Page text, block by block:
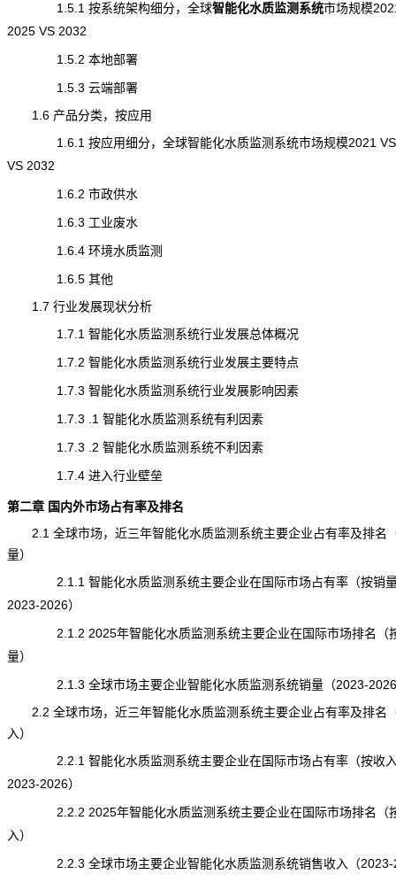
1.5.1 按系统架构细分，全球智能化水质监测系统市场规模
2025 VS 2032
1.5.2 本地部署
1.5.3 云端部署
1.6 产品分类，按应用
1.6.1 按应用细分，全球智能化水质监测系统市场规模2021 VS
VS 2032
1.6.2 市政供水
1.6.3 工业废水
1.6.4 环境水质监测
1.6.5 其他
1.7 行业发展现状分析
1.7.1 智能化水质监测系统行业发展总体概况
1.7.2 智能化水质监测系统行业发展主要特点
1.7.3 智能化水质监测系统行业发展影响因素
1.7.3 .1 智能化水质监测系统有利因素
1.7.3 .2 智能化水质监测系统不利因素
1.7.4 进入行业壁垒
第二章 国内外市场占有率及排名
2.1 全球市场，近三年智能化水质监测系统主要企业占有率及排名
量）
2.1.1 智能化水质监测系统主要企业在国际市场占有率（按销
2023-2026）
2.1.2 2025年智能化水质监测系统主要企业在国际市场排名（
量）
2.1.3 全球市场主要企业智能化水质监测系统销量（2023-
2.2 全球市场，近三年智能化水质监测系统主要企业占有率及排名
入）
2.2.1 智能化水质监测系统主要企业在国际市场占有率（按收
2023-2026）
2.2.2 2025年智能化水质监测系统主要企业在国际市场排名（
入）
2.2.3 全球市场主要企业智能化水质监测系统销售收入（2023-